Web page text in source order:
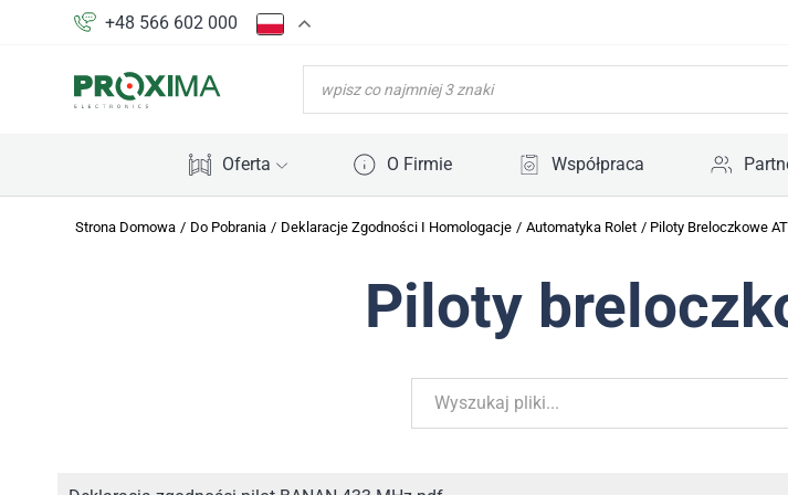
+48 566 602 000
WYSZUKIWARKA
PRODUKTÓW
Oferta O Firmie Współpraca
Strona Domowa / Do Pobrania / Deklaracje Zgodności I Homologacje / Automatyka Rolet / Piloty Breloczkowe
Piloty